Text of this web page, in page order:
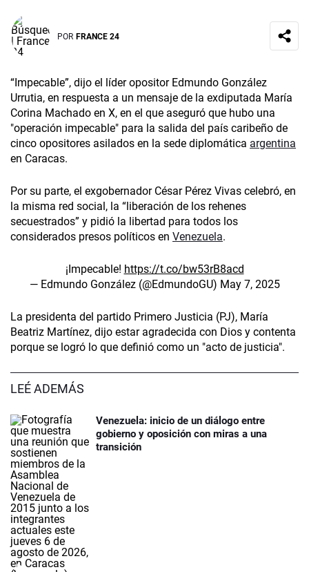
POR FRANCE 24
“Impecable”, dijo el líder opositor Edmundo González
Urrutia, en respuesta a un mensaje de la exdiputada María
Corina Machado en X, en el que aseguró que hubo una
"operación impecable" para la salida del país caribeño de
cinco opositores asilados en la sede diplomática argentina
en Caracas.
Por su parte, el exgobernador César Pérez Vivas celebró, en
la misma red social, la “liberación de los rehenes
secuestrados” y pidió la libertad para todos los
considerados presos políticos en Venezuela.
¡Impecable! https://t.co/bw53rB8acd
— Edmundo González (@EdmundoGU) May 7, 2025
La presidenta del partido Primero Justicia (PJ), María
Beatriz Martínez, dijo estar agradecida con Dios y contenta
porque se logró lo que definió como un "acto de justicia".
LEÉ ADEMÁS
Venezuela: inicio de un diálogo entre
gobierno y oposición con miras a una
transición